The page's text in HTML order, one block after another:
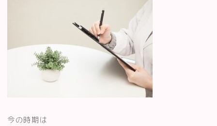
今の時期は